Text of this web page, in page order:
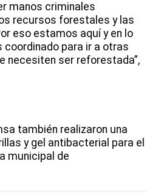
manos criminales
recursos forestales y las
eso estamos aquí y en lo
para ir a otras
necesiten ser reforestada”,
también realizaron una
y gel antibacterial para el
municipal de